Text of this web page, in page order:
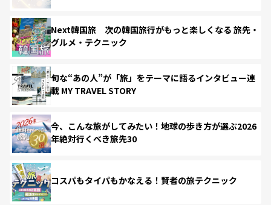
Next韓国旅 次の韓国旅行がもっと楽しくなる 旅先・
グルメ・テクニック
旬な“あの人”が「旅」をテーマに語るインタビュー連
載 MY TRAVEL STORY
今、こんな旅がしてみたい！地球の歩き方が選ぶ2026
年絶対行くべき旅先30
コスパもタイパもかなえる！賢者の旅テクニック